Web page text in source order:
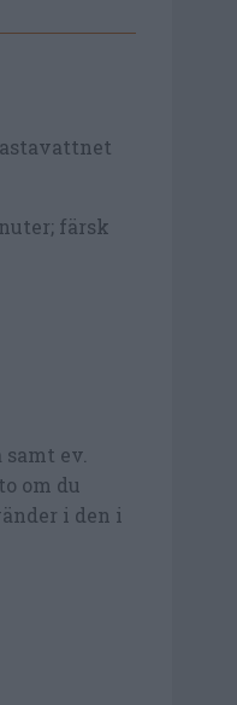
färsk
ev.
om du
i den i